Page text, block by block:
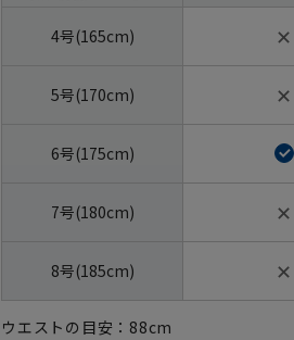
4号(165cm) ✕
5号(170cm) ✕
6号(175cm)
7号(180cm) ✕
8号(185cm) ✕
ウエストの目安： 88cm